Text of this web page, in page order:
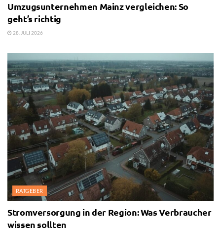
Umzugsunternehmen Mainz vergleichen: So
geht’s richtig
28. JULI 2026
RATGEBER
Stromversorgung in der Region: Was Verbraucher
wissen sollten